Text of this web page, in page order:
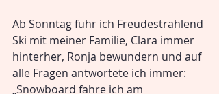
Ab Sonntag fuhr ich Freudestrahlend
Ski mit meiner Familie, Clara immer
hinterher, Ronja bewundern und auf
alle Fragen antwortete ich immer:
„Snowboard fahre ich am